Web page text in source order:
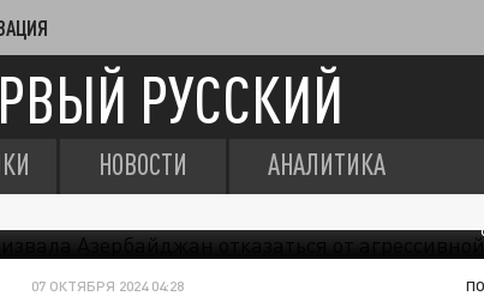
РУССКИЙ
НОВОСТИ АНАЛИТИКА
07 ОКТЯБРЯ 2024 04:28